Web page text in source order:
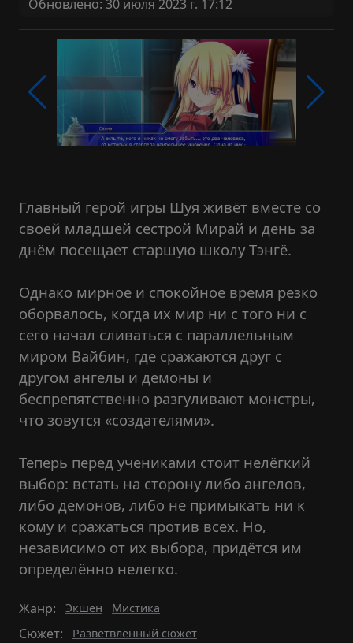
Обновлено: 30 июля 2023 г. 17:12
Главный герой игры Шуя живёт вместе со
своей младшей сестрой Мирай и день за
днём посещает старшую школу Тэнгё.
Однако мирное и спокойное время резко
оборвалось, когда их мир ни с того ни с
сего начал сливаться с параллельным
миром Вайбин, где сражаются друг с
другом ангелы и демоны и
беспрепятственно разгуливают монстры,
что зовутся «создателями».
Теперь перед учениками стоит нелёгкий
выбор: встать на сторону либо ангелов,
либо демонов, либо не примыкать ни к
кому и сражаться против всех. Но,
независимо от их выбора, придётся им
определённо нелегко.
Жанр: Экшен Мистика
Сюжет: Разветвленный сюжет